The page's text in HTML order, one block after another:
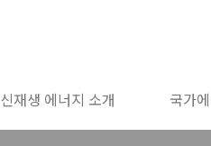
신재생 에너지 소개 국가